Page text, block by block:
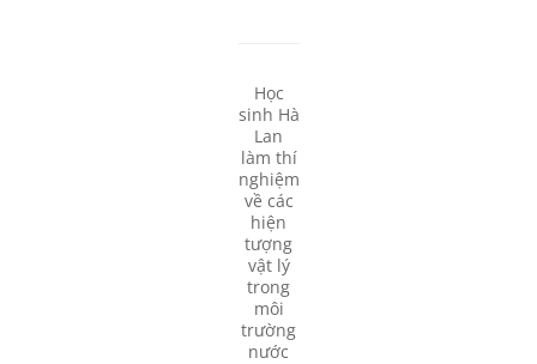
Học
sinh Hà
Lan
làm thí
nghiệm
về các
hiện
tượng
vật lý
trong
môi
trường
nước